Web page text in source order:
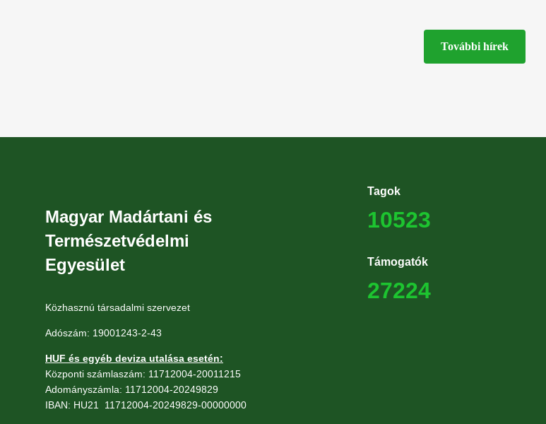
További hírek
Magyar Madártani és
Természetvédelmi
Egyesület
Közhasznú társadalmi szervezet
Adószám: 19001243-2-43
HUF és egyéb deviza utalása esetén:
Központi számlaszám: 11712004-20011215
Adományszámla: 11712004-20249829
IBAN: HU21 11712004-20249829-00000000
Tagok
10523
Támogatók
27224